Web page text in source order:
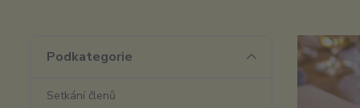
Podkategorie
Setkání členů